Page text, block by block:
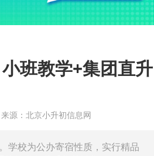
班教学+集团直升
源：北京小升初信息网
学校为公办寄宿性质，实行精品